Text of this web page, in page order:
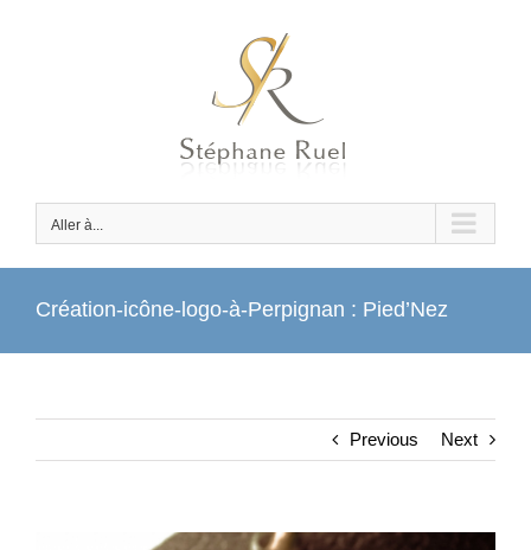
Aller à...
Création-icône-logo-à-Perpignan : Pied’Nez
Previous Next